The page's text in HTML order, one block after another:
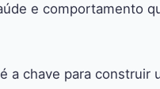
e comportamento
a chave para construir